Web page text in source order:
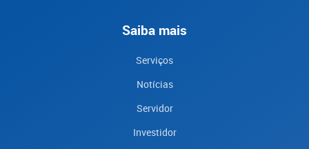
Saiba mais
Serviços
Notícias
Servidor
Investidor